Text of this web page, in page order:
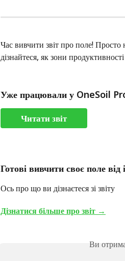
Час вивчити звіт про поле! Просто
дізнайтеся, як зони
Уже працювали у OneSoil
Читати звіт
Готові вивчити своє поле від
Ось про що ви дізнаєтеся зі звіту
Дізнатися більше про звіт →
Ви